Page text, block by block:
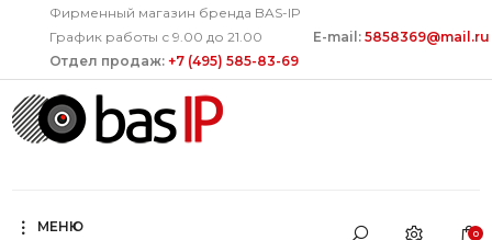
Фирменный магазин бренда BAS-IP
График работы с 9.00 до 21.00
E-mail:5858369@mail.ru
Отдел продаж:+7 (495) 585-83-69
МЕНЮ 0